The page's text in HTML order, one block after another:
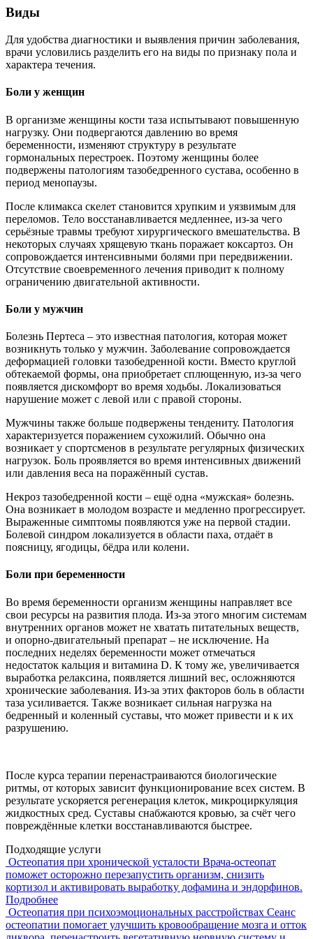
Виды
Для удобства диагностики и выявления причин заболевания,
врачи условились разделить его на виды по признаку пола и
характера течения.
Боли у женщин
В организме женщины кости таза испытывают повышенную
нагрузку. Они подвергаются давлению во время
беременности, изменяют структуру в результате
гормональных перестроек. Поэтому женщины более
подвержены патологиям тазобедренного сустава, особенно в
период менопаузы.
После климакса скелет становится хрупким и уязвимым для
переломов. Тело восстанавливается медленнее, из-за чего
серьёзные травмы требуют хирургического вмешательства. В
некоторых случаях хрящевую ткань поражает коксартоз. Он
сопровождается интенсивными болями при передвижении.
Отсутствие своевременного лечения приводит к полному
ограничению двигательной активности.
Боли у мужчин
Болезнь Пертеса – это известная патология, которая может
возникнуть только у мужчин. Заболевание сопровождается
деформацией головки тазобедренной кости. Вместо круглой
обтекаемой формы, она приобретает сплющенную, из-за чего
появляется дискомфорт во время ходьбы. Локализоваться
нарушение может с левой или с правой стороны.
Мужчины также больше подвержены тендениту. Патология
характеризуется поражением сухожилий. Обычно она
возникает у спортсменов в результате регулярных физических
нагрузок. Боль проявляется во время интенсивных движений
или давления веса на поражённый сустав.
Некроз тазобедренной кости – ещё одна «мужская» болезнь.
Она возникает в молодом возрасте и медленно прогрессирует.
Выраженные симптомы появляются уже на первой стадии.
Болевой синдром локализуется в области паха, отдаёт в
поясницу, ягодицы, бёдра или колени.
Боли при беременности
Во время беременности организм женщины направляет все
свои ресурсы на развития плода. Из-за этого многим системам
внутренних органов может не хватать питательных веществ,
и опорно-двигательный препарат – не исключение. На
последних неделях беременности может отмечаться
недостаток кальция и витамина D. К тому же, увеличивается
выработка релаксина, появляется лишний вес, осложняются
хронические заболевания. Из-за этих факторов боль в области
таза усиливается. Также возникает сильная нагрузка на
бедренный и коленный суставы, что может привести и к их
разрушению.
После курса терапии перенастраиваются биологические
ритмы, от которых зависит функционирование всех систем. В
результате ускоряется регенерация клеток, микроциркуляция
жидкостных сред. Суставы снабжаются кровью, за счёт чего
повреждённые клетки восстанавливаются быстрее.
Подходящие услуги
Остеопатия при хронической усталости Врача-остеопат
поможет осторожно перезапустить организм, снизить
кортизол и активировать выработку дофамина и эндорфинов.
Подробнее
Остеопатия при психоэмоциональных расстройствах Сеанс
остеопатии помогает улучшить кровообращение мозга и отток